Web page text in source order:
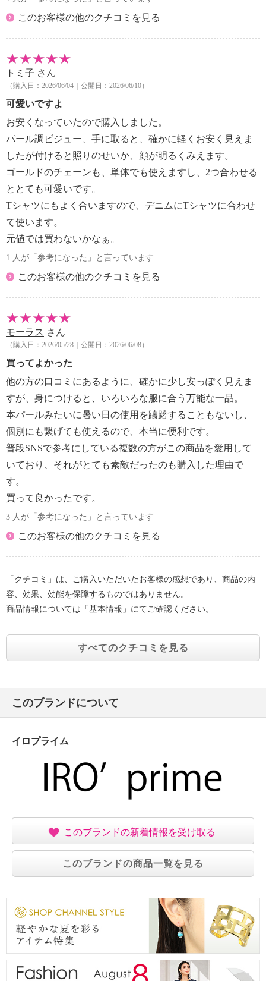
このお客様の他のクチコミを見る
トミ子 さん
（購入日：2026/06/04｜公開日：2026/06/10）
可愛いですよ
お安くなっていたので購入しました。
パール調ビジュー、手に取ると、確かに軽くお安く見えま
したが付けると照りのせいか、顔が明るくみえます。
ゴールドのチェーンも、単体でも使えますし、2つ合わせる
ととても可愛いです。
Tシャツにもよく合いますので、デニムにTシャツに合わせ
て使います。
元値では買わないかなぁ。
1 人が「参考になった」と言っています
このお客様の他のクチコミを見る
モーラス さん
（購入日：2026/05/28｜公開日：2026/06/08）
買ってよかった
他の方の口コミにあるように、確かに少し安っぽく見えま
すが、身につけると、いろいろな服に合う万能な一品。
本パールみたいに暑い日の使用を躊躇することもないし、
個別にも繋げても使えるので、本当に便利です。
普段SNSで参考にしている複数の方がこの商品を愛用して
いており、それがとても素敵だったのも購入した理由で
す。
買って良かったです。
3 人が「参考になった」と言っています
このお客様の他のクチコミを見る
「クチコミ」は、ご購入いただいたお客様の感想であり、商品の内
容、効果、効能を保障するものではありません。
商品情報については「基本情報」にてご確認ください。
すべてのクチコミを見る
このブランドについて
イロプライム
このブランドの新着情報を受け取る
このブランドの商品一覧を見る